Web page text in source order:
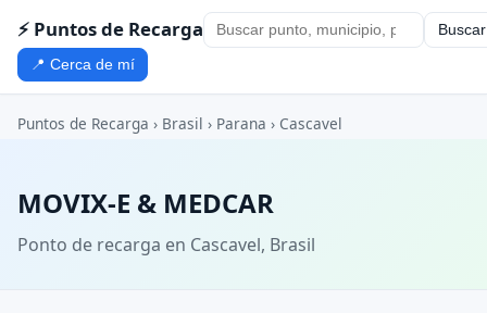
⚡ Puntos de Recarga Buscar
📍 Cerca de mí
Puntos de Recarga › Brasil › Parana › Cascavel
MOVIX-E & MEDCAR
Ponto de recarga en Cascavel, Brasil